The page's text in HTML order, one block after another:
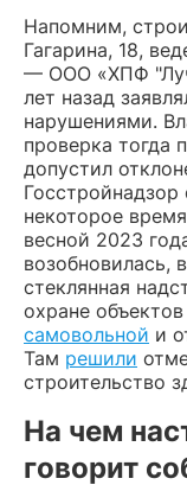
Напомним,
Гагарина, 18,
— ООО «ХПФ
лет назад
нарушениями.
проверка тогда
допустил
некоторое
весной 2023
возобновилась,
стеклянная
охране
самовольной и
Там решили
строительство
На чем
говорит